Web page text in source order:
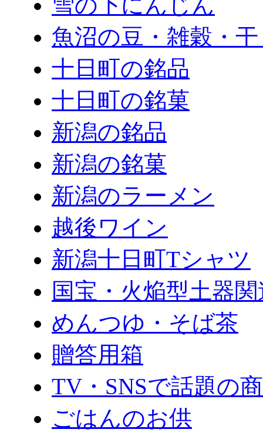
魚沼の豆・雑穀・
十日町の銘品
十日町の銘菓
新潟の銘品
新潟の銘菓
新潟のラーメン
越後ワイン
新潟十日町Tシャツ
国宝・火焔型土器
めんつゆ・そば茶
贈答用箱
TV・SNSで話題の
ごはんのお供